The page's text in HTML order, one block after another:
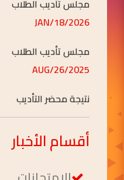
مجلس تأديب الطلاب
2026/JAN/18
مجلس تأديب الطلاب
2025/AUG/26
نتيجة محضر التأديب
2025/AUG/26
أقسامالأخبار